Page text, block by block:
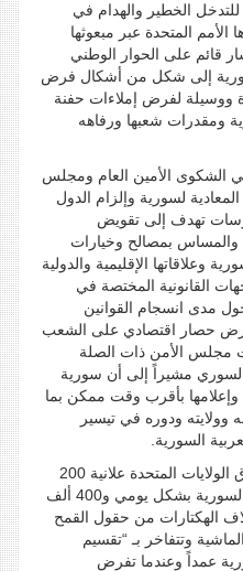
الخطير والهدام في
الأمم المتحدة عبر مبعوثها
قائم على الحوار الوطني
إلى شكل من أشكال فرض
ووسيلة لفرض إملاءات حفنة
ومقدرات شعبها ورفاهه
الشكوى الأمين العام ومجلس
لسورية وإلزام الدول
تهدف إلى تقويض
والمساس بمصالح وخيارات
الإقليمية والدولية
القانونية المختصة في
مدى انسجام القوانين
بفرض حصار اقتصادي على الشعب
مجلس الأمن ذات الصلة
السوري مشيراً إلى أن سورية
وإعلامها بأقرب وقت ممكن بما
ودوره في تيسير
السورية.
وختم الجعفري بالقول: عندما تسرق الولايات المتحدة علانية 200
ألف برميل نفط من حقول النفط السورية بشكل يومي و400 ألف
الهكتارات من حقول القمح
وتتفاخر بـ “تقسيم
عمداً وعندما تفرض